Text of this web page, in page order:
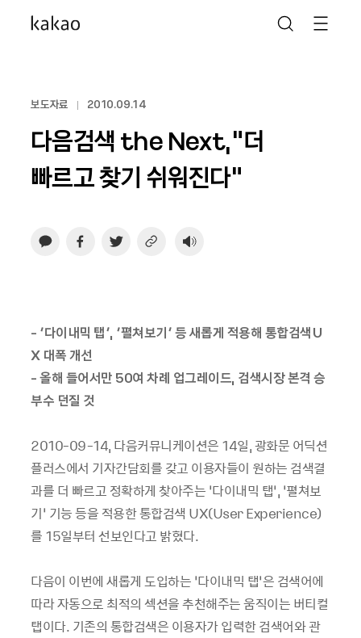
보도자료 2010.09.14
다음검색 the Next,“더
빠르고 찾기 쉬워진다”
- ‘다이내믹 탭’, ‘펼쳐보기’ 등 새롭게 적용해 통합검색U
X 대폭 개선
- 올해 들어서만 50여 차례 업그레이드, 검색시장 본격 승
부수 던질 것
2010-09-14, 다음커뮤니케이션은 14일, 광화문 어딕션
플러스에서 기자간담회를 갖고 이용자들이 원하는 검색결
과를 더 빠르고 정확하게 찾아주는 ‘다이내믹 탭’, ‘펼쳐보
기’ 기능 등을 적용한 통합검색 UX(User Experience)
를 15일부터 선보인다고 밝혔다.
다음이 이번에 새롭게 도입하는 ‘다이내믹 탭’은 검색어에
따라 자동으로 최적의 섹션을 추천해주는 움직이는 버티컬
탭이다. 기존의 통합검색은 이용자가 입력한 검색어와 관